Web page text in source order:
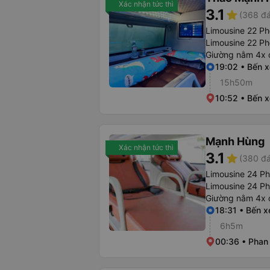
Xác nhận tức thì
3.1 star (368
Limousine 22
Limousine 22
Giường nằm 4x
19:02 • Bến
15h50m
10:52 • Bến
Xác nhận tức thì Mạnh Hùng
3.1 star (380
Limousine 24
Limousine 24
Giường nằm 4x
18:31 • Bến
6h5m
00:36 •